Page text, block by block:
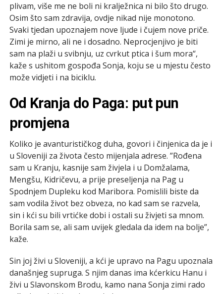
plivam, više me ne boli ni kralježnica ni bilo što drugo.
Osim što sam zdravija, ovdje nikad nije monotono.
Svaki tjedan upoznajem nove ljude i čujem nove priče.
Zimi je mirno, ali ne i dosadno. Neprocjenjivo je biti
sam na plaži u svibnju, uz cvrkut ptica i šum mora“,
kaže s ushitom gospođa Sonja, koju se u mjestu često
može vidjeti i na biciklu.
Od Kranja do Paga: put pun
promjena
Koliko je avanturističkog duha, govori i činjenica da je i
u Sloveniji za života često mijenjala adrese. ”Rođena
sam u Kranju, kasnije sam živjela i u Domžalama,
Mengšu, Kidričevu, a prije preseljenja na Pag u
Spodnjem Dupleku kod Maribora. Pomislili biste da
sam vodila život bez obveza, no kad sam se razvela,
sin i kći su bili vrtićke dobi i ostali su živjeti sa mnom.
Borila sam se, ali sam uvijek gledala da idem na bolje”,
kaže.
Sin joj živi u Sloveniji, a kći je upravo na Pagu upoznala
današnjeg supruga. S njim danas ima kćerkicu Hanu i
živi u Slavonskom Brodu, kamo nana Sonja zimi rado